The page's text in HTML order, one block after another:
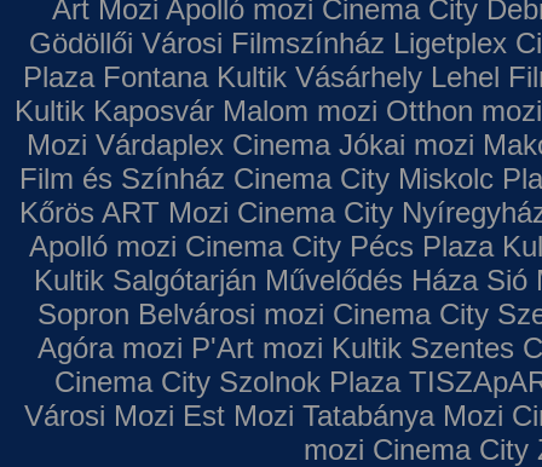
Art Mozi Apolló mozi Cinema City
Gödöllői Városi Filmszínház Ligetplex
Plaza Fontana Kultik Vásárhely Lehel
Kultik Kaposvár Malom mozi Otthon mozi
Mozi Várdaplex Cinema Jókai mozi
Film és Színház Cinema City Miskolc
Kőrös ART Mozi Cinema City
Apolló mozi Cinema City Pécs Plaza
Kultik Salgótarján Művelődés Háza Sió
Sopron Belvárosi mozi Cinema City
Agóra mozi P'Art mozi Kultik Szentes
Cinema City Szolnok Plaza
Városi Mozi Est Mozi Tatabánya Mozi
mozi Cinema City